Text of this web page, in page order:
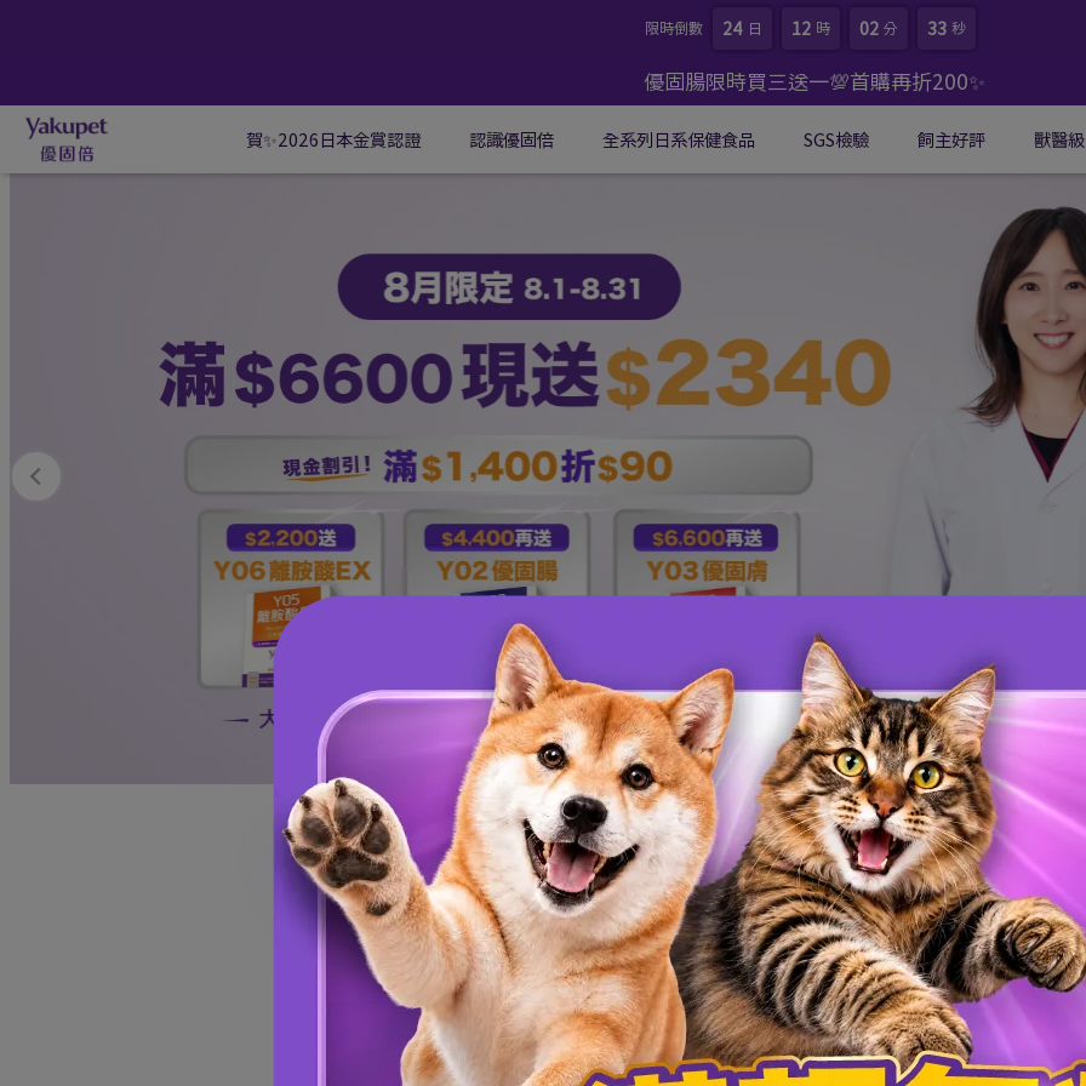
限時倒數 24 日 12 時 02 分 33 秒
優固腸限時買三送一💯首購再折200✨
賀✨2026日本金賞認證 認識優固倍 全系列日系保健食品 SGS檢驗 飼主好評 獸醫
皮膚保健 | 賽洛美、魚油，專顧台灣濕悶癢